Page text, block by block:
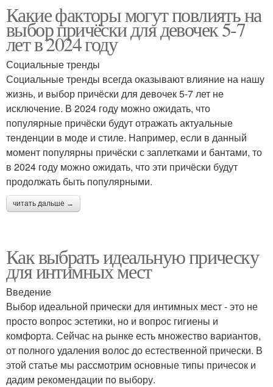
Какие факторы могут повлиять на
выбор причёски для девочек 5-7
лет в 2024 году
Социальные тренды
Социальные тренды всегда оказывают влияние на нашу
жизнь, и выбор причёски для девочек 5-7 лет не
исключение. В 2024 году можно ожидать, что
популярные причёски будут отражать актуальные
тенденции в моде и стиле. Например, если в данный
момент популярны причёски с заплетками и бантами, то
в 2024 году можно ожидать, что эти причёски будут
продолжать быть популярными.
читать дальше →
Как выбрать идеальную прическу
для интимных мест
Введение
Выбор идеальной прически для интимных мест - это не
просто вопрос эстетики, но и вопрос гигиены и
комфорта. Сейчас на рынке есть множество вариантов,
от полного удаления волос до естественной прически. В
этой статье мы рассмотрим основные типы причесок и
дадим рекомендации по выбору.